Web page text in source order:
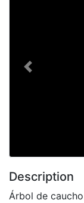
Previous
Description
Árbol de